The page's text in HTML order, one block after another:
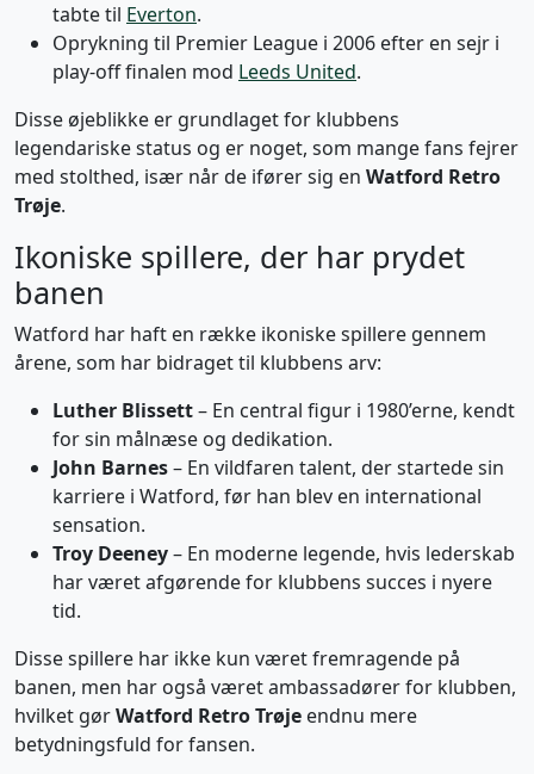
tabte til Everton.
Oprykning til Premier League i 2006 efter en sejr i
play-off finalen mod Leeds United.
Disse øjeblikke er grundlaget for klubbens
legendariske status og er noget, som mange fans fejrer
med stolthed, især når de ifører sig en Watford Retro
Trøje.
Ikoniske spillere, der har prydet
banen
Watford har haft en række ikoniske spillere gennem
årene, som har bidraget til klubbens arv:
Luther Blissett– En central figur i 1980’erne, kendt
for sin målnæse og dedikation.
John Barnes– En vildfaren talent, der startede sin
karriere i Watford, før han blev en international
sensation.
Troy Deeney– En moderne legende, hvis lederskab
har været afgørende for klubbens succes i nyere
tid.
Disse spillere har ikke kun været fremragende på
banen, men har også været ambassadører for klubben,
hvilket gørWatford Retro Trøje endnu mere
betydningsfuld for fansen.